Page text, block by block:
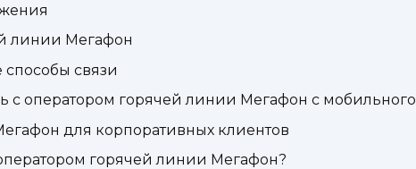
линии Мегафон
связи
с оператором горячей линии Мегафон с мобильного
для корпоративных клиентов
горячей линии Мегафон?